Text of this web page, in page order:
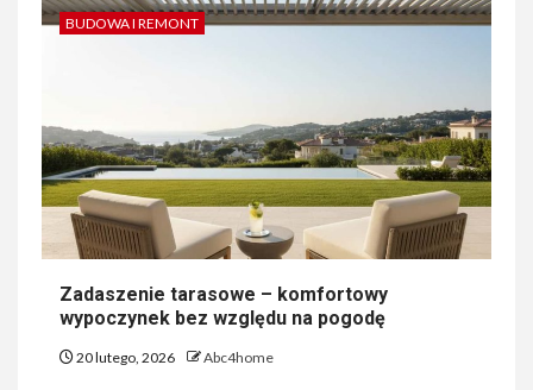
BUDOWA I REMONT
Zadaszenie tarasowe – komfortowy
wypoczynek bez względu na pogodę
20 lutego, 2026 Abc4home